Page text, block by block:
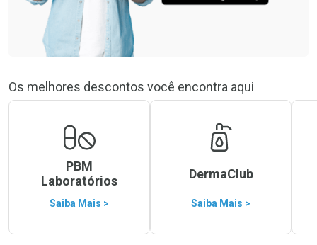
Os melhores descontos você encontra aqui
PBM
Laboratórios
Saiba Mais >
DermaClub
Saiba Mais >